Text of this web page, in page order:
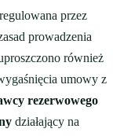
przez
prowadzenia
również
umowy z
rezerwowego
działający na